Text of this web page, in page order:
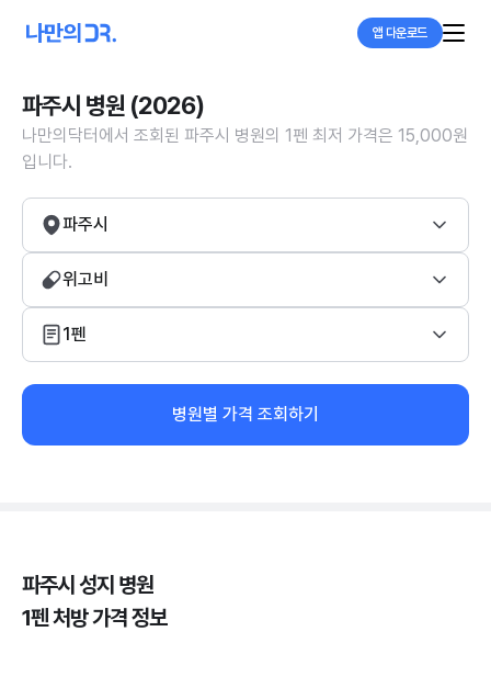
앱 다운로드
파주시 병원 (2026)
나만의닥터에서 조회된 파주시 병원의 1펜 최저 가격은 15,000원
입니다.
파주시
위고비
1펜
병원별 가격 조회하기
파주시 성지 병원
1펜 처방 가격 정보